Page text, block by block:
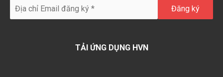
TẢI ỨNG DỤNG HVN